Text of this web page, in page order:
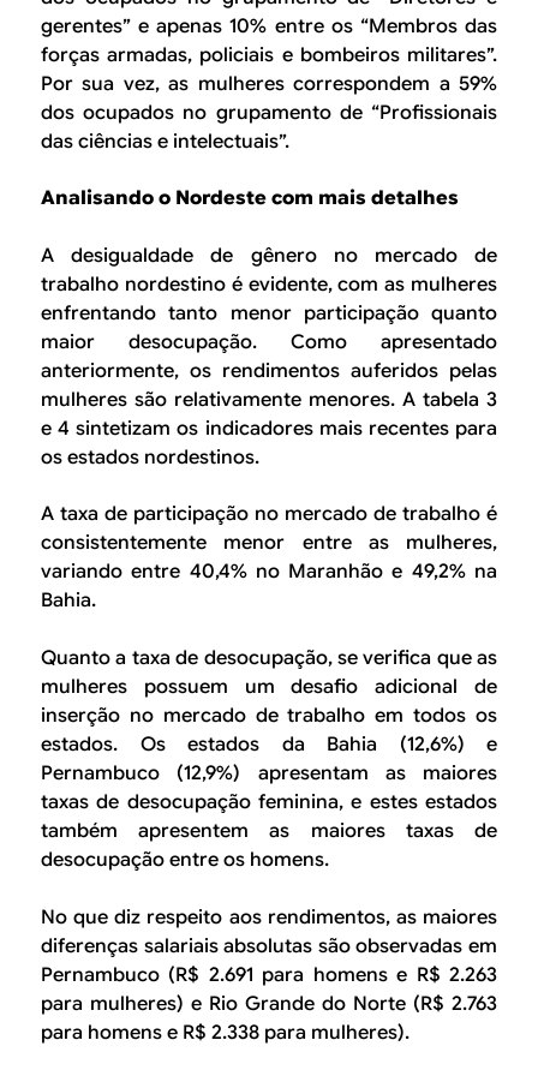
gerentes” e apenas 10% entre os “Membros das
forças armadas, policiais e bombeiros militares”.
Por sua vez, as mulheres correspondem a 59%
dos ocupados no grupamento de “Profissionais
das ciências e intelectuais”.
Analisando o Nordeste com mais detalhes
A desigualdade de gênero no mercado de
trabalho nordestino é evidente, com as mulheres
enfrentando tanto menor participação quanto
maior desocupação. Como apresentado
anteriormente, os rendimentos auferidos pelas
mulheres são relativamente menores. A tabela 3
e 4 sintetizam os indicadores mais recentes para
os estados nordestinos.
A taxa de participação no mercado de trabalho é
consistentemente menor entre as mulheres,
variando entre 40,4% no Maranhão e 49,2% na
Bahia.
Quanto a taxa de desocupação, se verifica que as
mulheres possuem um desafio adicional de
inserção no mercado de trabalho em todos os
estados. Os estados da Bahia (12,6%) e
Pernambuco (12,9%) apresentam as maiores
taxas de desocupação feminina, e estes estados
também apresentem as maiores taxas de
desocupação entre os homens.
No que diz respeito aos rendimentos, as maiores
diferenças salariais absolutas são observadas em
Pernambuco (R$ 2.691 para homens e R$ 2.263
para mulheres) e Rio Grande do Norte (R$ 2.763
para homens e R$ 2.338 para mulheres).